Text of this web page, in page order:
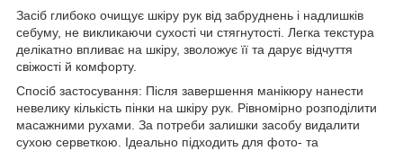
Засіб глибоко очищує шкіру рук від забруднень і надлишків
себуму, не викликаючи сухості чи стягнутості. Легка текстура
делікатно впливає на шкіру, зволожує її та дарує відчуття
свіжості й комфорту.
Спосіб застосування: Після завершення манікюру нанести
невелику кількість пінки на шкіру рук. Рівномірно розподілити
масажними рухами. За потреби залишки засобу видалити
сухою серветкою. Ідеально підходить для фото- та